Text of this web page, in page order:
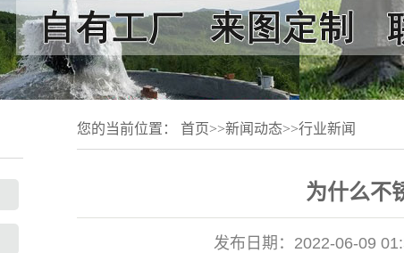
您的当前位置： 首页>>新闻动态>>行业新闻
为什么不
发布日期： 2022-06-09